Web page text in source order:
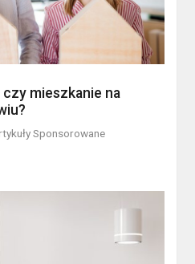
czy mieszkanie na
Sponsorowane